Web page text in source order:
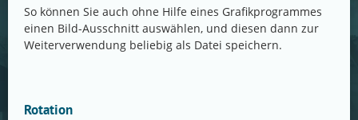
So können Sie auch ohne Hilfe eines Grafikprogrammes
einen Bild-Ausschnitt auswählen, und diesen dann zur
Weiterverwendung beliebig als Datei speichern.
Rotation